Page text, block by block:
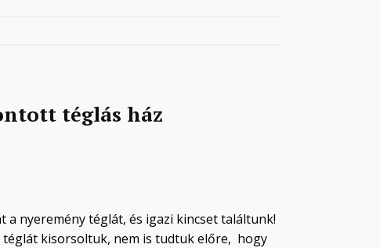
téglás ház
a nyeremény téglát, és igazi kincset találtunk!
téglát kisorsoltuk, nem is tudtuk előre, hogy